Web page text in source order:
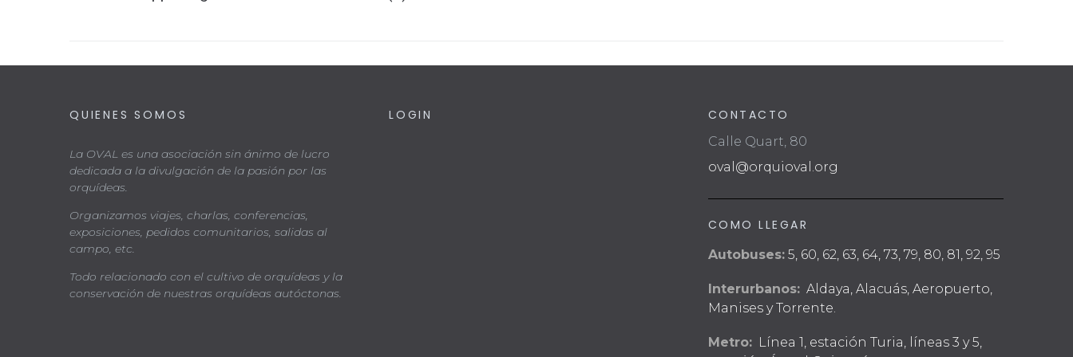
QUIENES SOMOS
La OVAL es una asociación sin ánimo de lucro
dedicada a la divulgación de la pasión por las
orquídeas.
Organizamos viajes, charlas, conferencias,
exposiciones, pedidos comunitarios, salidas al
campo, etc.
Todo relacionado con el cultivo de orquídeas y la
conservación de nuestras orquídeas autóctonas.
LOGIN CONTACTO
Calle Quart, 80
oval@orquioval.org
COMO LLEGAR
Autobuses: 5, 60, 62, 63, 64, 73, 79, 80, 81, 92, 95
Interurbanos: Aldaya, Alacuás, Aeropuerto,
Manises y Torrente.
Metro: Línea 1, estación Turia, líneas 3 y 5,